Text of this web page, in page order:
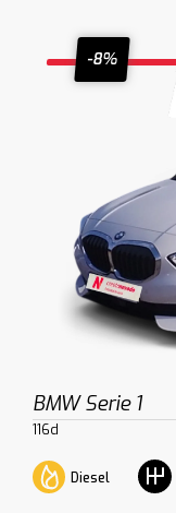
-8%
BMW Serie 1
116d
Diesel